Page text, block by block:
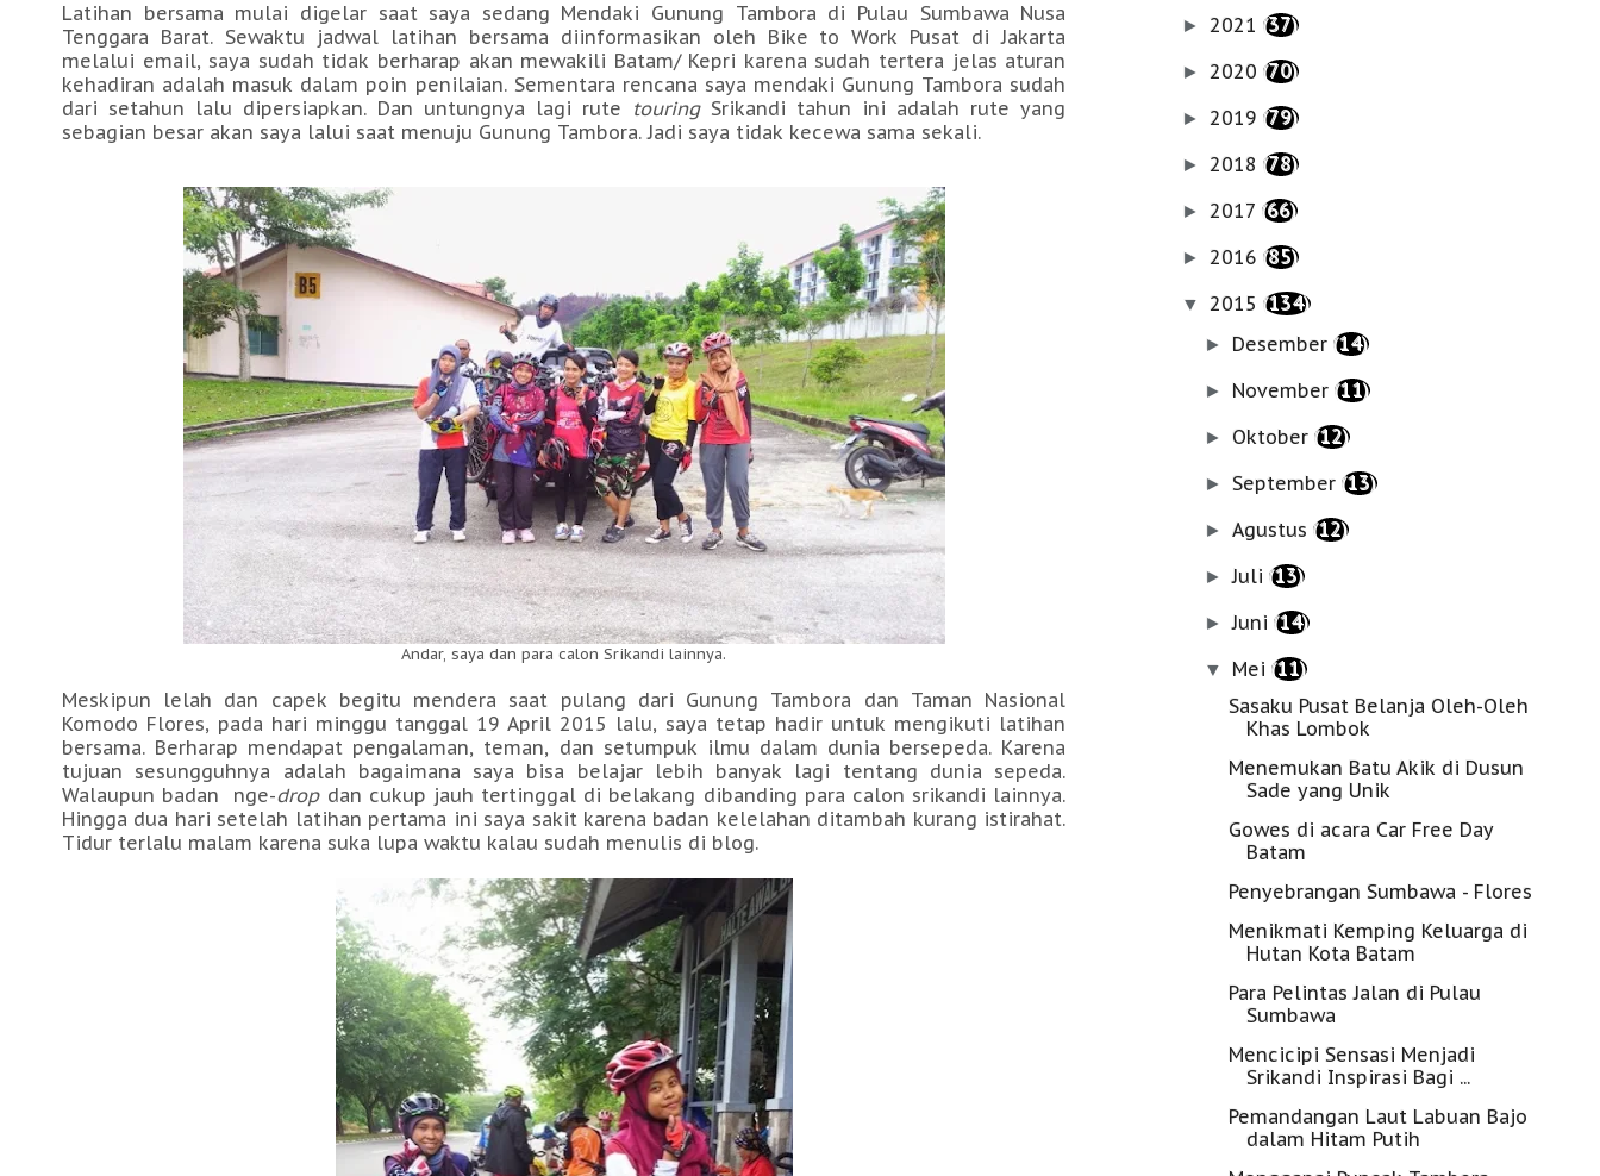
Latihan bersama mulai digelar saat saya sedang Mendaki Gunung Tambora di Pulau Sumbawa Nusa
Tenggara Barat. Sewaktu jadwal latihan bersama diinformasikan oleh Bike to Work Pusat di Jakarta
melalui email, saya sudah tidak berharap akan mewakili Batam/ Kepri karena sudah tertera jelas aturan
kehadiran adalah masuk dalam poin penilaian. Sementara rencana saya mendaki Gunung Tambora sudah
dari setahun lalu dipersiapkan. Dan untungnya lagi rute touringSrikandi tahun ini adalah rute yang
sebagian besar akan saya lalui saat menuju Gunung Tambora. Jadi saya tidak kecewa sama sekali.
Andar, saya dan para calon Srikandi lainnya.
Meskipun lelah dan capek begitu mendera saat pulang dari Gunung Tambora dan Taman Nasional
Komodo Flores, pada hari minggu tanggal 19 April 2015 lalu, saya tetap hadir untuk mengikuti latihan
bersama. Berharap mendapat pengalaman, teman, dan setumpuk ilmu dalam dunia bersepeda. Karena
tujuan sesungguhnya adalah bagaimana saya bisa belajar lebih banyak lagi tentang dunia sepeda.
Walaupun badan nge-dropdan cukup jauh tertinggal di belakang dibanding para calon srikandi lainnya.
Hingga dua hari setelah latihan pertama ini saya sakit karena badan kelelahan ditambah kurang istirahat.
Tidur terlalu malam karena suka lupa waktu kalau sudah menulis di blog.
► 2021 (37)
► 2020 (70)
► 2019 (79)
► 2018 (78)
► 2017 (66)
► 2016 (85)
▼ 2015 (134)
► Desember(14)
► November(11)
► Oktober(12)
► September(13)
►Agustus(12)
►Juli(13)
►Juni(14)
▼ Mei(11)
Sasaku Pusat Belanja Oleh-Oleh
Khas Lombok
Menemukan Batu Akik di Dusun
Sade yang Unik
Gowes di acara Car Free Day
Batam
Penyebrangan Sumbawa - Flores
Menikmati Kemping Keluarga di
Hutan Kota Batam
Para Pelintas Jalan di Pulau
Sumbawa
Mencicipi Sensasi Menjadi
Srikandi Inspirasi Bagi ...
Pemandangan Laut Labuan Bajo
dalam Hitam Putih